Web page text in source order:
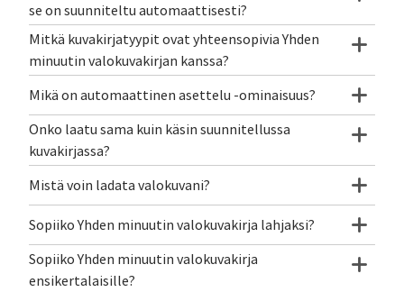
se on suunniteltu automaattisesti?
Mitkä kuvakirjatyypit ovat yhteensopivia Yhden
minuutin valokuvakirjan kanssa?
Mikä on automaattinen asettelu -ominaisuus?
Onko laatu sama kuin käsin suunnitellussa
kuvakirjassa?
Mistä voin ladata valokuvani?
Sopiiko Yhden minuutin valokuvakirja lahjaksi?
Sopiiko Yhden minuutin valokuvakirja
ensikertalaisille?